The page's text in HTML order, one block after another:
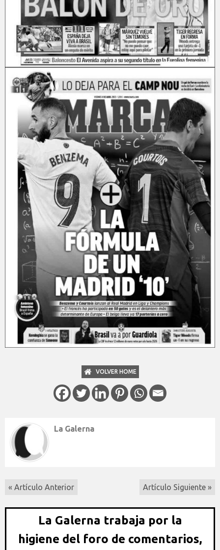
VOLVER HOME
La Galerna
« Artículo Anterior Artículo Siguiente »
La Galerna trabaja por la
higiene del foro de comentarios,